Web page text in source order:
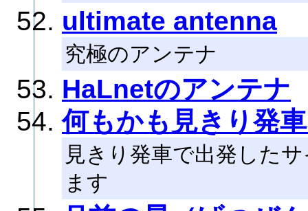
ultimate antenna
究極のアンテナ
HaLnetのアンテナ
何もかも見きり発
見きり発車で出発した
ます